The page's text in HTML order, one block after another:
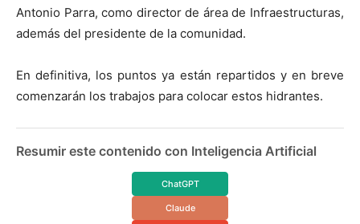
Antonio Parra, como director de área de Infraestructuras,
además del presidente de la comunidad.
En definitiva, los puntos ya están repartidos y en breve
comenzarán los trabajos para colocar estos hidrantes.
Resumir este contenido con Inteligencia Artificial
ChatGPT
Claude